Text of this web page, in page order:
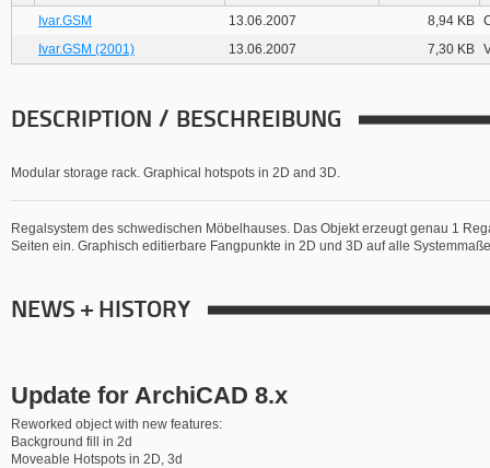
Ivar.GSM
13.06.2007 8,94 KB
Ivar.GSM (2001)
13.06.2007 7,30 KB
DESCRIPTION / BESCHREIBUNG
Modular storage rack. Graphical hotspots in 2D and 3D.
Regalsystem des schwedischen Möbelhauses. Das Objekt erzeugt genau 1
Seiten ein. Graphisch editierbare Fangpunkte in 2D und 3D auf alle
NEWS + HISTORY
Update for ArchiCAD 8.x
Reworked object with new features:
Background fill in 2d
Moveable Hotspots in 2D, 3d